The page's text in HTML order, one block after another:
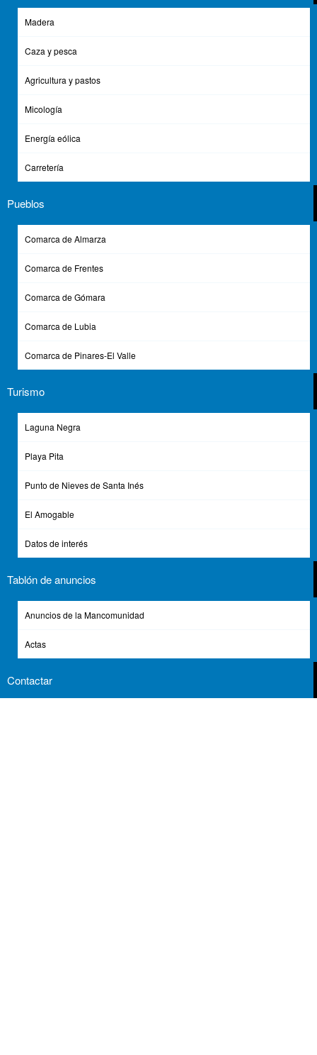
Madera
Caza y pesca
Agricultura y pastos
Micología
Energía eólica
Carretería
Pueblos
Comarca de Almarza
Comarca de Frentes
Comarca de Gómara
Comarca de Lubia
Comarca de Pinares-El Valle
Turismo
Laguna Negra
Playa Pita
Punto de Nieves de Santa Inés
El Amogable
Datos de interés
Tablón de anuncios
Anuncios de la Mancomunidad
Actas
Contactar
Descargas
Memoria Proyecto Universo Tierra
Comparte esta Página
Facebook
Twitter
Mancomunidad de los 150 Pueblos de la Tierra de
C/ San Juan de Rabanera 1
975 226 634
Boletín Oficial de la Provincia de Soria
Protección de Datos
© 2026 Mancomunidad de los 150 Pueblos de la Tierra de Soria